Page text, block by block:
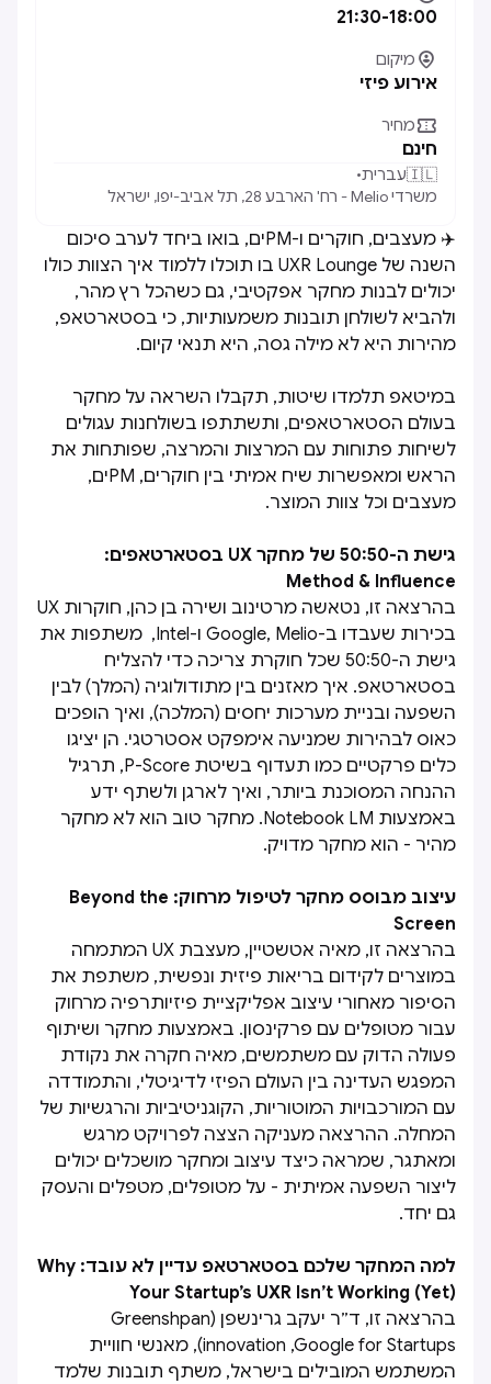
18:00
-
21:30
 מיקום
אירוע פיזי
מחיר
חינם
🇮🇱עברית•
משרדי Melio - רח' הארבע 28, תל אביב-יפו, ישראל
✈️ מעצבים, חוקרים ו-PMים, בואו ביחד לערב סיכום
השנה של UXR Lounge בו תוכלו ללמוד איך הצוות כולו
יכולים לבנות מחקר אפקטיבי, גם כשהכל רץ מהר,
ולהביא לשולחן תובנות משמעותיות, כי בסטארטאפ,
מהירות היא לא מילה גסה, היא תנאי קיום.
במיטאפ תלמדו שיטות, תקבלו השראה על מחקר
בעולם הסטארטאפים, ותשתתפו בשולחנות עגולים
לשיחות פתוחות עם המרצות והמרצה, שפותחות את
הראש ומאפשרות שיח אמיתי בין חוקרים, PMים,
מעצבים וכל צוות המוצר.
גישת ה-50:50 של מחקר UX בסטארטאפים:
Method & Influence
בהרצאה זו, נטאשה מרטינוב ושירה בן כהן, חוקרות UX
בכירות שעבדו ב-Google, Melio ו-Intel, משתפות את
גישת ה-50:50 שכל חוקרת צריכה כדי להצליח
בסטארטאפ. איך מאזנים בין מתודולוגיה (המלך) לבין
השפעה ובניית מערכות יחסים (המלכה), ואיך הופכים
כאוס לבהירות שמניעה אימפקט אסטרטגי. הן יציגו
כלים פרקטיים כמו תעדוף בשיטת P-Score, תרגיל
ההנחה המסוכנת ביותר, ואיך לארגן ולשתף ידע
באמצעות Notebook LM. מחקר טוב הוא לא מחקר
מהיר - הוא מחקר מדויק.
עיצוב מבוסס מחקר לטיפול מרחוק: Beyond the
Screen
בהרצאה זו, מאיה אטשטיין, מעצבת UX המתמחה
במוצרים לקידום בריאות פיזית ונפשית, משתפת את
הסיפור מאחורי עיצוב אפליקציית פיזיותרפיה מרחוק
עבור מטופלים עם פרקינסון. באמצעות מחקר ושיתוף
פעולה הדוק עם משתמשים, מאיה חקרה את נקודת
המפגש העדינה בין העולם הפיזי לדיגיטלי, והתמודדה
עם המורכבויות המוטוריות, הקוגניטיביות והרגשיות של
המחלה. ההרצאה מעניקה הצצה לפרויקט מרגש
ומאתגר, שמראה כיצד עיצוב ומחקר מושכלים יכולים
ליצור השפעה אמיתית - על מטופלים, מטפלים והעסק
גם יחד.
למה המחקר שלכם בסטארטאפ עדיין לא עובד: Why
Your Startup’s UXR Isn’t Working (Yet)
בהרצאה זו, ד״ר יעקב גרינשפן (Greenshpan
innovation ,Google for Startups), מאנשי חוויית
המשתמש המובילים בישראל, משתף תובנות שלמד